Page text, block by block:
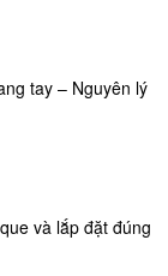
tay – Nguyên lý
và lắp đặt đúng